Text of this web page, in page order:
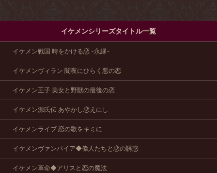
イケメンシリーズタイトル一覧
イケメン戦国 時をかける恋 -永縁-
イケメンヴィラン 闇夜にひらく悪の恋
イケメン王子 美女と野獣の最後の恋
イケメン源氏伝 あやかし恋えにし
イケメンライブ 恋の歌をキミに
イケメンヴァンパイア◆偉人たちと恋の誘惑
イケメン革命◆アリスと恋の魔法